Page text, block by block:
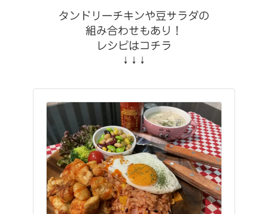
タンドリーチキンや豆サラダの
組み合わせもあり！
レシピはコチラ
↓↓↓